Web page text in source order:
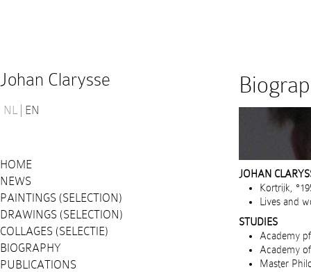
Johan Clarysse
NL EN
HOME
NEWS
PAINTINGS (SELECTION)
DRAWINGS (SELECTION)
COLLAGES (SELECTIE)
BIOGRAPHY
PUBLICATIONS
JOHAN
Kortrijk,
Lives and
STUDIES
Academy
Academy
Master